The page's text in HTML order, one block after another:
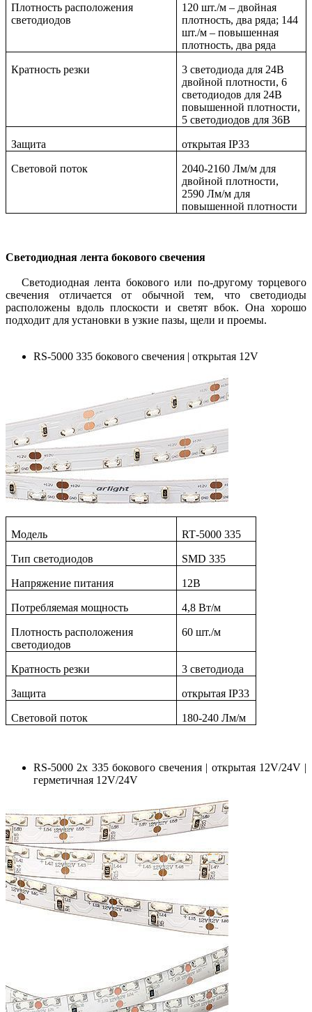
Плотность расположения
светодиодов
120 шт./м – двойная
плотность, два ряда; 144
шт./м – повышенная
плотность, два ряда
Кратность резки
3 светодиода для 24В
двойной плотности, 6
светодиодов для 24В
повышенной плотности,
5 светодиодов для 36В
Защита открытая IP33
Световой поток
2040-2160 Лм/м для
двойной плотности,
2590 Лм/м для
повышенной плотности
Светодиодная лента бокового свечения
Светодиодная лента бокового или по-другому торцевого
свечения отличается от обычной тем, что светодиоды
расположены вдоль плоскости и светят вбок. Она хорошо
подходит для установки в узкие пазы, щели и проемы.
RS-5000 335 бокового свечения | открытая 12V
Модель RT-5000 335
Тип светодиодов SMD335
Напряжение питания 12В
Потребляемая мощность 4,8 Вт/м
Плотность расположения
светодиодов
60 шт./м
Кратность резки 3 светодиода
Защита открытаяIP33
Световой поток 180-240 Лм/м
RS-5000 2x 335 бокового свечения | открытая 12V/24V |
герметичная 12V/24V